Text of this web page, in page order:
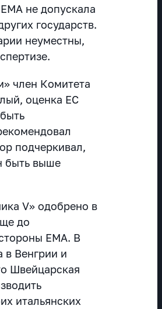
не допускала
государств.
неуместны,
член Комитета
оценка ЕС
подчеркивал,
быть выше
V» одобрено в
до
EMA. В
в Венгрии и
Швейцарская
итальянских